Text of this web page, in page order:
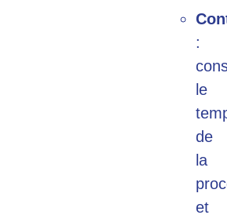
:
le
de
la
et